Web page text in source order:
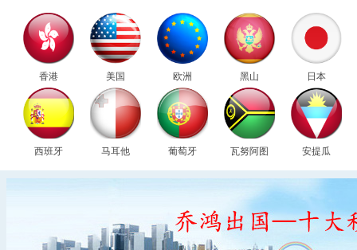
香港 美国 欧洲 黑山 日本
西班牙 马耳他 葡萄牙 瓦努阿图 安提瓜